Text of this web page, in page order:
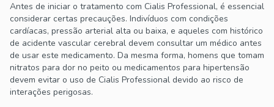
Antes de iniciar o tratamento com Cialis Professional, é essencial
considerar certas precauções. Indivíduos com condições
cardíacas, pressão arterial alta ou baixa, e aqueles com histórico
de acidente vascular cerebral devem consultar um médico antes
de usar este medicamento. Da mesma forma, homens que tomam
nitratos para dor no peito ou medicamentos para hipertensão
devem evitar o uso de Cialis Professional devido ao risco de
interações perigosas.